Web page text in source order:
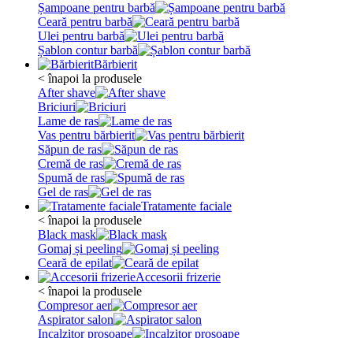
Șampoane pentru barbă
Ceară pentru barbă
Ulei pentru barbă
Șablon contur barbă
Bărbierit
< înapoi la produsele
After shave
Briciuri
Lame de ras
Vas pentru bărbierit
Săpun de ras
Cremă de ras
Spumă de ras
Gel de ras
Tratamente faciale
< înapoi la produsele
Black mask
Gomaj și peeling
Ceară de epilat
Accesorii frizerie
< înapoi la produsele
Compresor aer
Aspirator salon
Incalzitor prosoape